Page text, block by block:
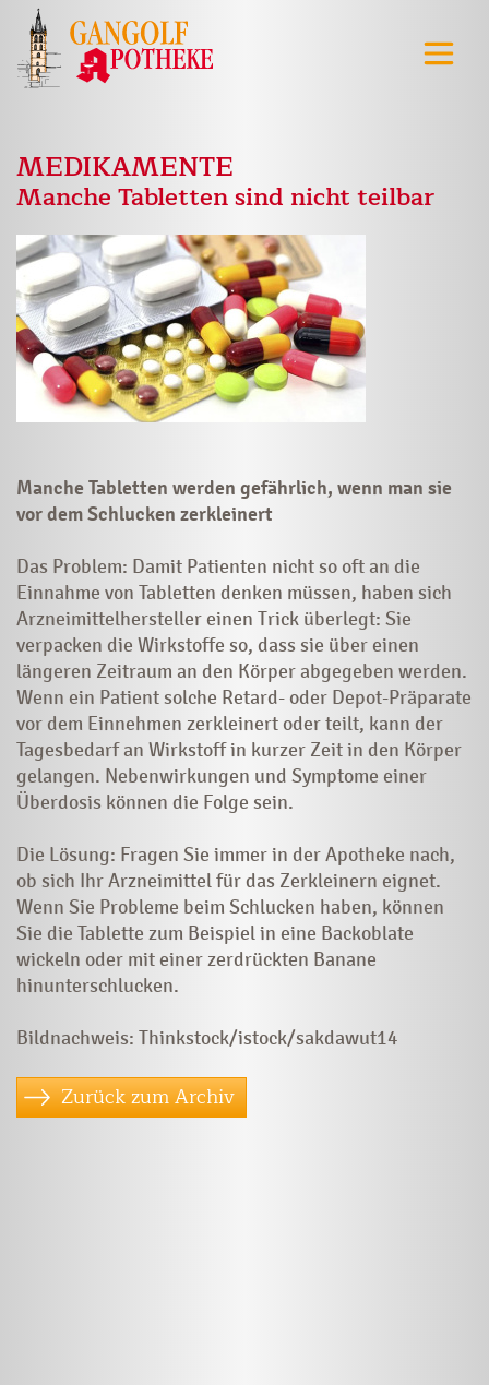
MEDIKAMENTE
Manche Tabletten sind nicht teilbar
Manche Tabletten werden gefährlich, wenn man sie
vor dem Schlucken zerkleinert
Das Problem: Damit Patienten nicht so oft an die
Einnahme von Tabletten denken müssen, haben sich
Arzneimittelhersteller einen Trick überlegt: Sie
verpacken die Wirkstoffe so, dass sie über einen
längeren Zeitraum an den Körper abgegeben werden.
Wenn ein Patient solche Retard- oder Depot-Präparate
vor dem Einnehmen zerkleinert oder teilt, kann der
Tagesbedarf an Wirkstoff in kurzer Zeit in den Körper
gelangen. Nebenwirkungen und Symptome einer
Überdosis können die Folge sein.
Die Lösung: Fragen Sie immer in der Apotheke nach,
ob sich Ihr Arzneimittel für das Zerkleinern eignet.
Wenn Sie Probleme beim Schlucken haben, können
Sie die Tablette zum Beispiel in eine Backoblate
wickeln oder mit einer zerdrückten Banane
hinunterschlucken.
Bildnachweis: Thinkstock/istock/sakdawut14
Zurück zum Archiv